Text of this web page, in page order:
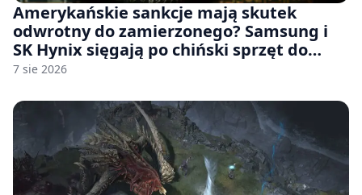
Amerykańskie sankcje mają skutek
odwrotny do zamierzonego? Samsung i
SK Hynix sięgają po chiński sprzęt do
fabryk chipów
7 sie 2026